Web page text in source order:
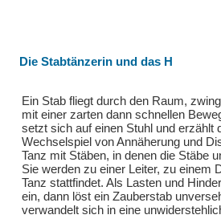
Die Stabtänzerin und das H
Ein Stab fliegt durch den Raum,
mit einer zarten dann schnellen
setzt sich auf einen Stuhl und erzählt
Wechselspiel von Annäherung und
Tanz mit Stäben, in denen die Stäbe
Sie werden zu einer Leiter, zu einem
Tanz stattfindet. Als Lasten und
ein, dann löst ein Zauberstab
verwandelt sich in eine